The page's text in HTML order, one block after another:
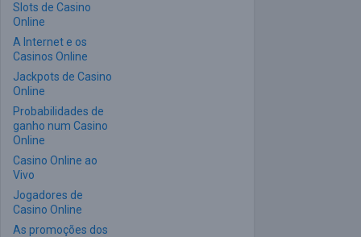
Slots de Casino
Online
A Internet e os
Casinos Online
Jackpots de Casino
Online
Probabilidades de
ganho num Casino
Online
Casino Online ao
Vivo
Jogadores de
Casino Online
As promoções dos